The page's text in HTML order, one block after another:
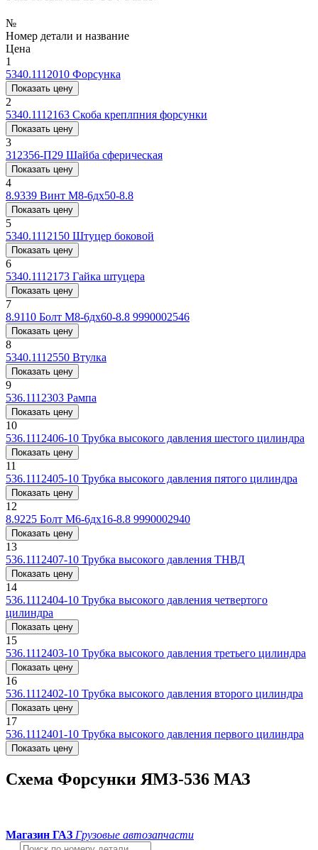
№
Номер детали и название
Цена
1
5340.1112010 Форсунка
Показать цену
2
5340.1112163 Скоба креплпния форсунки
Показать цену
3
312356-П29 Шайба сферическая
Показать цену
4
8.9339 Винт М8-6дх50-8.8
Показать цену
5
5340.1112150 Штуцер боковой
Показать цену
6
5340.1112173 Гайка штуцера
Показать цену
7
8.9110 Болт М8-6дх60-8.8 9990002546
Показать цену
8
5340.1112550 Втулка
Показать цену
9
536.1112303 Рампа
Показать цену
10
536.1112406-10 Трубка высокого давления шестого цилиндра
Показать цену
11
536.1112405-10 Трубка высокого давления пятого цилиндра
Показать цену
12
8.9225 Болт М6-6дх16-8.8 9990002940
Показать цену
13
536.1112407-10 Трубка высокого давления ТНВД
Показать цену
14
536.1112404-10 Трубка высокого давления четвертого
цилиндра
Показать цену
15
536.1112403-10 Трубка высокого давления третьего цилиндра
Показать цену
16
536.1112402-10 Трубка высокого давления второго цилиндра
Показать цену
17
536.1112401-10 Трубка высокого давления первого цилиндра
Показать цену
Схема Форсунки ЯМЗ-536 МАЗ
Магазин ГАЗ Грузовые автозапчасти